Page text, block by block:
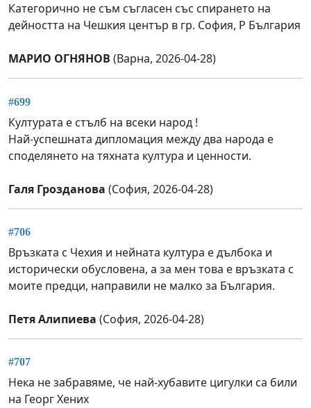
Категорично не съм съгласен със спирането на
дейността на Чешкия център в гр. София, Р България
МАРИО ОГНЯНОВ (Варна, 2026-04-28)
#699
Културата е стълб на всеки народ !
Най-успешната дипломация между два народа е
споделянето на тяхната култура и ценности.
Галя Грозданова (София, 2026-04-28)
#706
Връзката с Чехия и нейната култура е дълбока и
исторически обусловена, а за мен това е връзката с
моите предци, направили не малко за България.
Петя Алипиева (София, 2026-04-28)
#707
Нека не забравяме, че най-хубавите цигулки са били
на Георг Хених